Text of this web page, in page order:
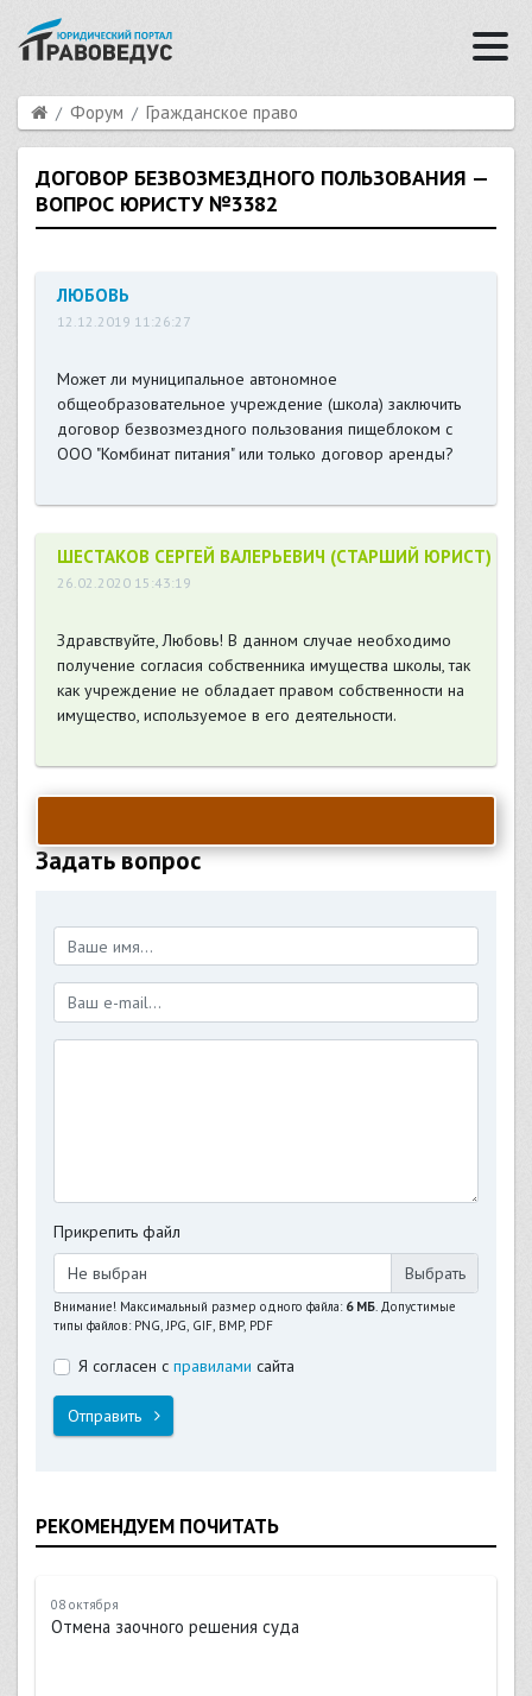
Форум Гражданское право
ДОГОВОР БЕЗВОЗМЕЗДНОГО ПОЛЬЗОВАНИЯ —
ВОПРОС ЮРИСТУ №3382
ЛЮБОВЬ
12.12.2019 11:26:27
Может ли муниципальное автономное
общеобразовательное учреждение (школа) заключить
договор безвозмездного пользования пищеблоком с
ООО "Комбинат питания" или только договор аренды?
ШЕСТАКОВ СЕРГЕЙ ВАЛЕРЬЕВИЧ (СТАРШИЙ ЮРИСТ)
26.02.2020 15:43:19
Здравствуйте, Любовь! В данном случае необходимо
получение согласия собственника имущества школы, так
как учреждение не обладает правом собственности на
имущество, используемое в его деятельности.
Задать вопрос
Прикрепить файл
Не выбран
Внимание! Максимальный размер одного файла: 6 МБ. Допустимые
типы файлов: PNG, JPG, GIF, BMP, PDF
Я согласен с правилами сайта
Отправить
РЕКОМЕНДУЕМ ПОЧИТАТЬ
08 октября
Отмена заочного решения суда